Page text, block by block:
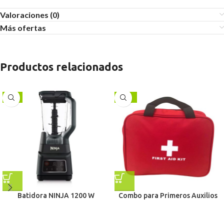
Valoraciones (0)
Más ofertas
Productos relacionados
-6%
Batidora NINJA 1200 W
-38%
Combo para Primeros Auxilios